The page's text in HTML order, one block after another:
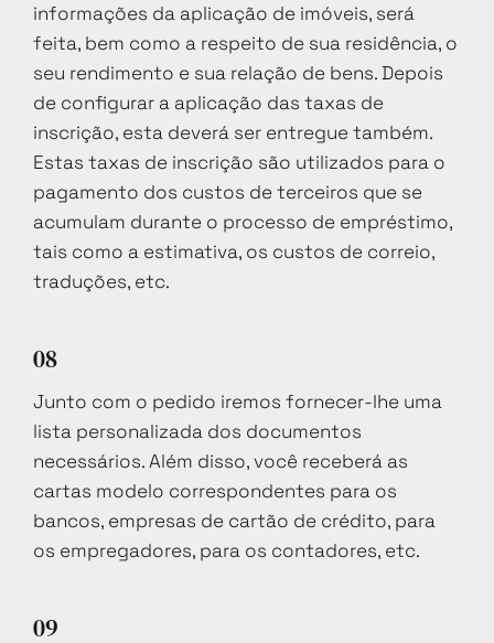
informações da aplicação de imóveis, será
feita, bem como a respeito de sua residência, o
seu rendimento e sua relação de bens. Depois
de configurar a aplicação das taxas de
inscrição, esta deverá ser entregue também.
Estas taxas de inscrição são utilizados para o
pagamento dos custos de terceiros que se
acumulam durante o processo de empréstimo,
tais como a estimativa, os custos de correio,
traduções, etc.
08
Junto com o pedido iremos fornecer-lhe uma
lista personalizada dos documentos
necessários. Além disso, você receberá as
cartas modelo correspondentes para os
bancos, empresas de cartão de crédito, para
os empregadores, para os contadores, etc.
09